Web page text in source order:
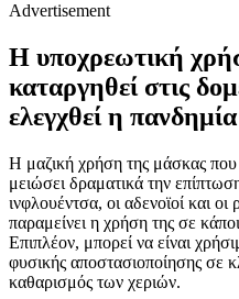
Advertisement
Η υποχρεωτική
καταργηθεί στις
ελεγχθεί η
Η μαζική χρήση της μάσκας που
μειώσει δραματικά την
ινφλουέντσα, οι αδενοϊοί και οι
παραμείνει η χρήση της σε
Επιπλέον, μπορεί να είναι
φυσικής αποστασιοποίησης σε
καθαρισμός των χεριών.